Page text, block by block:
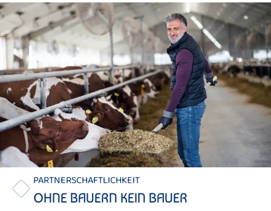
PARTNERSCHAFTLICHKEIT
OHNE BAUERN KEIN BAUER